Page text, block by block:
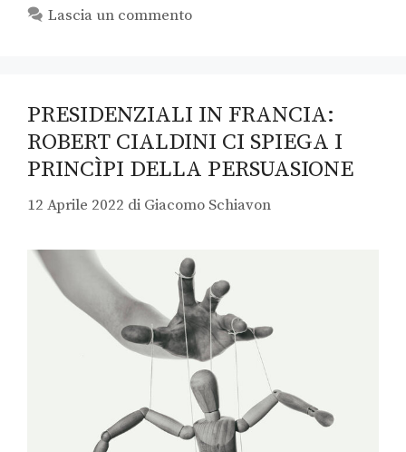
Lascia un commento
PRESIDENZIALI IN FRANCIA:
ROBERT CIALDINI CI SPIEGA I
PRINCÌPI DELLA PERSUASIONE
12 Aprile 2022 di Giacomo Schiavon